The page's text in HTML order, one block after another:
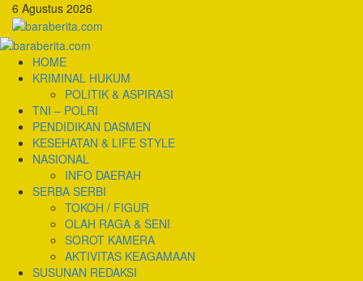
Skip
content
6 Agustus 2026
Primary
Menu
HOME
KRIMINAL HUKUM
POLITIK & ASPIRASI
TNI – POLRI
PENDIDIKAN DASMEN
KESEHATAN & LIFE STYLE
NASIONAL
INFO DAERAH
SERBA SERBI
TOKOH / FIGUR
OLAH RAGA & SENI
SOROT KAMERA
AKTIVITAS KEAGAMAAN
SUSUNAN REDAKSI